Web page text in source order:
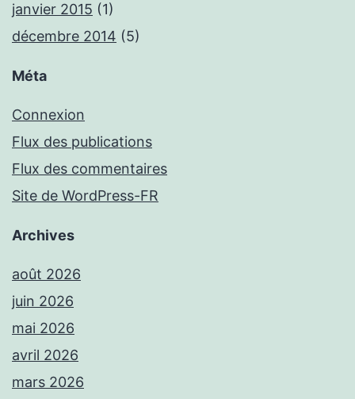
janvier 2015 (1)
décembre 2014 (5)
Méta
Connexion
Flux des publications
Flux des commentaires
Site de WordPress-FR
Archives
août 2026
juin 2026
mai 2026
avril 2026
mars 2026